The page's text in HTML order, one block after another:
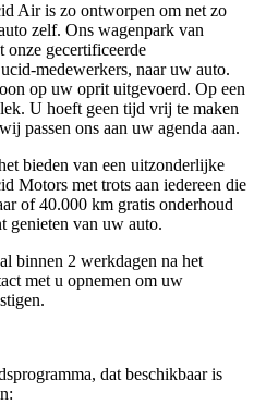
Air is zo ontworpen om net zo
zelf. Ons wagenpark van
onze gecertificeerde
medewerkers, naar uw auto.
op uw oprit uitgevoerd. Op een
U hoeft geen tijd vrij te maken
passen ons aan uw agenda aan.
bieden van een uitzonderlijke
Motors met trots aan iedereen die
of 40.000 km gratis onderhoud
genieten van uw auto.
binnen 2 werkdagen na het
met u opnemen om uw
dat beschikbaar is